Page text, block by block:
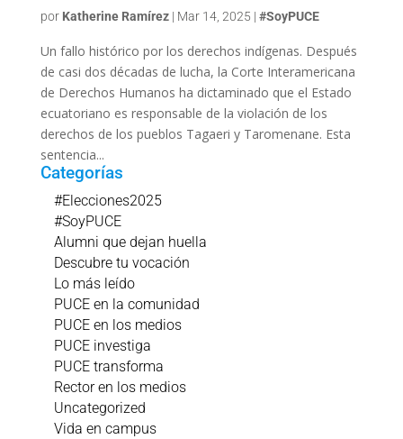
por Katherine Ramírez| Mar 14, 2025 | #SoyPUCE
Un fallo histórico por los derechos indígenas. Después
de casi dos décadas de lucha, la Corte Interamericana
de Derechos Humanos ha dictaminado que el Estado
ecuatoriano es responsable de la violación de los
derechos de los pueblos Tagaeri y Taromenane. Esta
sentencia...
Categorías
#Elecciones2025
#SoyPUCE
Alumni que dejan huella
Descubre tu vocación
Lo más leído
PUCE en la comunidad
PUCE en los medios
PUCE investiga
PUCE transforma
Rector en los medios
Uncategorized
Vida en campus